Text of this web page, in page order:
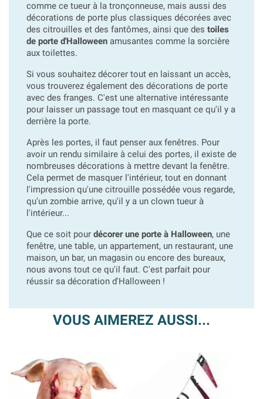
comme ce tueur à la tronçonneuse, mais aussi des
décorations de porte plus classiques décorées avec
des citrouilles et des fantômes, ainsi que des toiles
de porte d'Halloween amusantes comme la sorcière
aux toilettes.
Si vous souhaitez décorer tout en laissant un accès,
vous trouverez également des décorations de porte
avec des franges. C'est une alternative intéressante
pour laisser un passage tout en masquant ce qu'il y a
derrière la porte.
Après les portes, il faut penser aux fenêtres. Pour
avoir un rendu similaire à celui des portes, il existe de
nombreuses décorations à mettre devant la fenêtre.
Cela permet de masquer l'intérieur, tout en donnant
l'impression qu'une citrouille possédée vous regarde,
qu'un zombie arrive, qu'il y a un clown tueur à
l'intérieur...
Que ce soit pour décorer une porte à Halloween, une
fenêtre, une table, un appartement, un restaurant, une
maison, un bar, un magasin ou encore des bureaux,
nous avons tout ce qu'il faut. C'est parfait pour
réussir sa décoration d'Halloween !
VOUS AIMEREZ AUSSI...